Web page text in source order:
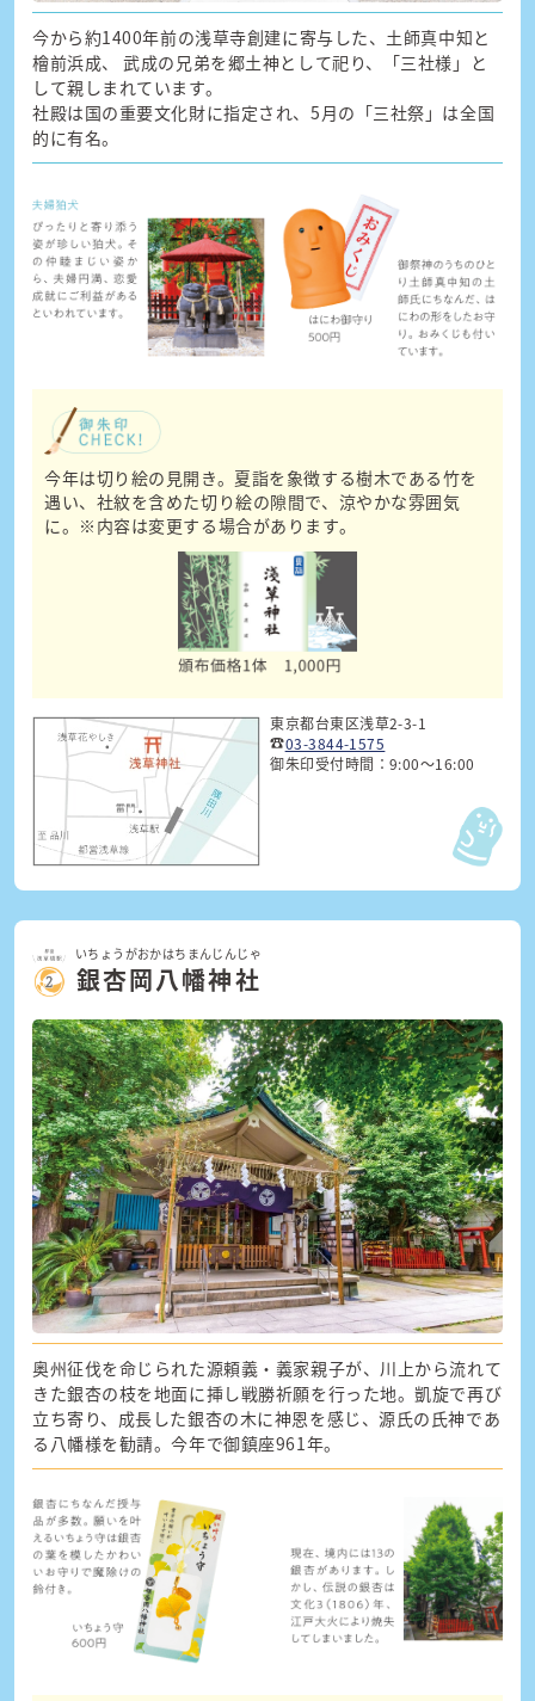
今から約1400年前の浅草寺創建に寄与した、土師真中知と
檜前浜成、 武成の兄弟を郷土神として祀り、「三社様」と
して親しまれています。
社殿は国の重要文化財に指定され、5月の「三社祭」は全国
的に有名。
今年は切り絵の見開き。夏詣を象徴する樹木である竹を
遇い、社紋を含めた切り絵の隙間で、涼やかな雰囲気
に。 ※内容は変更する場合があります。
東京都台東区浅草2-3-1
☎03-3844-1575
御朱印受付時間：9:00〜16:00
銀杏岡八幡神社
いちょうがおかはちまんじんじゃ
奥州征伐を命じられた源頼義・義家親子が、川上から流れて
きた銀杏の枝を地面に挿し戦勝祈願を行った地。凱旋で再び
立ち寄り、成長した銀杏の木に神恩を感じ、源氏の氏神であ
る八幡様を勧請。今年で御鎮座961年。